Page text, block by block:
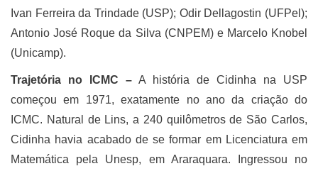
Ivan Ferreira da Trindade (USP); Odir Dellagostin (UFPel);
Antonio José Roque da Silva (CNPEM) e Marcelo Knobel
(Unicamp).
Trajetória no ICMC – A história de Cidinha na USP
começou em 1971, exatamente no ano da criação do
ICMC. Natural de Lins, a 240 quilômetros de São Carlos,
Cidinha havia acabado de se formar em Licenciatura em
Matemática pela Unesp, em Araraquara. Ingressou no